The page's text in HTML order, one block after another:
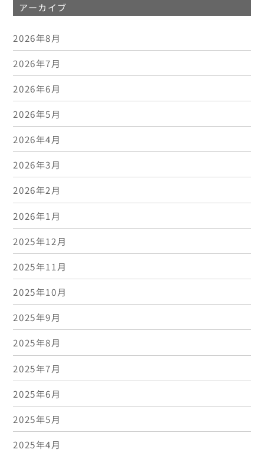
アーカイブ
2026年8月
2026年7月
2026年6月
2026年5月
2026年4月
2026年3月
2026年2月
2026年1月
2025年12月
2025年11月
2025年10月
2025年9月
2025年8月
2025年7月
2025年6月
2025年5月
2025年4月